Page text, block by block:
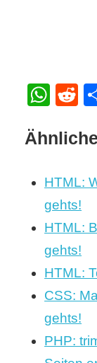
HTML:
gehts!
HTML:
gehts!
HTML:
CSS:
gehts!
PHP: